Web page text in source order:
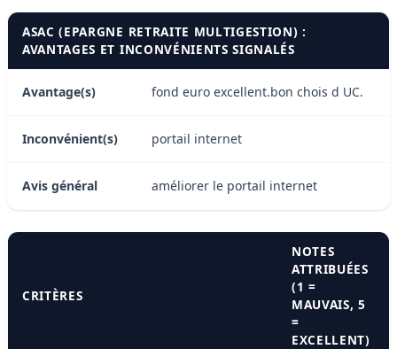
ASAC (EPARGNE RETRAITE MULTIGESTION) :
AVANTAGES ET INCONVÉNIENTS SIGNALÉS
Avantage(s) fond euro excellent.bon chois d UC.
Inconvénient(s) portail internet
Avis général améliorer le portail internet
CRITÈRES
NOTES
ATTRIBUÉES
(1 =
MAUVAIS, 5
=
EXCELLENT)